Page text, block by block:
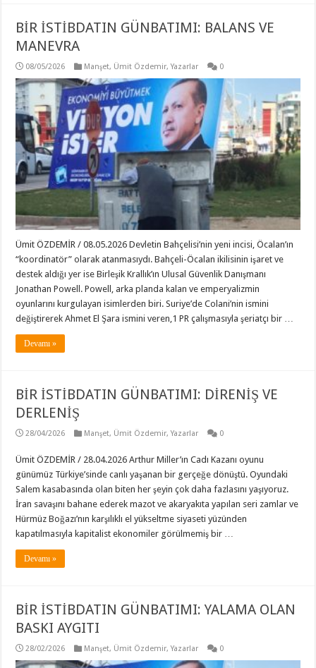
BİR İSTİBDATIN GÜNBATIMI: BALANS VE
MANEVRA
08/05/2026 Manşet, Ümit Özdemir,Yazarlar 0
Ümit ÖZDEMİR / 08.05.2026 Devletin Bahçelisi’nin yeni incisi, Öcalan’ın
“koordinatör” olarak atanmasıydı. Bahçeli-Öcalan ikilisinin işaret ve
destek aldığı yer ise Birleşik Krallık’ın Ulusal Güvenlik Danışmanı
Jonathan Powell. Powell, arka planda kalan ve emperyalizmin
oyunlarını kurgulayan isimlerden biri. Suriye’de Colani’nin ismini
değiştirerek Ahmet El Şara ismini veren,1 PR çalışmasıyla şeriatçı bir …
Devamı »
BİR İSTİBDATIN GÜNBATIMI: DİRENİŞ VE
DERLENİŞ
28/04/2026 Manşet, Ümit Özdemir,Yazarlar 0
Ümit ÖZDEMİR / 28.04.2026 Arthur Miller’ın Cadı Kazanı oyunu
günümüz Türkiye’sinde canlı yaşanan bir gerçeğe dönüştü. Oyundaki
Salem kasabasında olan biten her şeyin çok daha fazlasını yaşıyoruz.
İran savaşını bahane ederek mazot ve akaryakıta yapılan seri zamlar ve
Hürmüz Boğazı’nın karşılıklı el yükseltme siyaseti yüzünden
kapatılmasıyla kapitalist ekonomiler görülmemiş bir …
Devamı »
BİR İSTİBDATIN GÜNBATIMI: YALAMA OLAN
BASKI AYGITI
28/02/2026 Manşet, Ümit Özdemir,Yazarlar 0